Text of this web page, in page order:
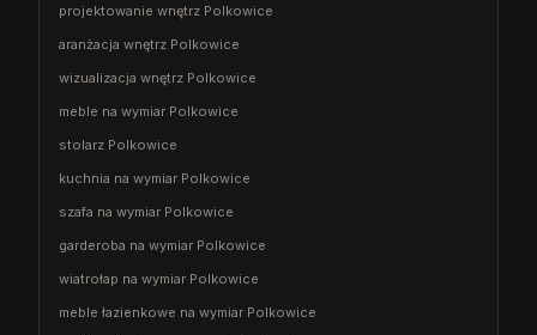
projektowanie wnętrz Polkowice
aranżacja wnętrz Polkowice
wizualizacja wnętrz Polkowice
meble na wymiar Polkowice
stolarz Polkowice
kuchnia na wymiar Polkowice
szafa na wymiar Polkowice
garderoba na wymiar Polkowice
wiatrołap na wymiar Polkowice
meble łazienkowe na wymiar Polkowice